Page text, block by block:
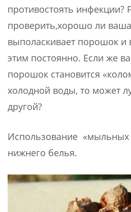
противостоять инфекции?
проверить,хорошо ли
выполаскивает порошок и
этим постоянно. Если же
порошок становится
холодной воды, то может
другой?
Использование «мыльных
нижнего белья.